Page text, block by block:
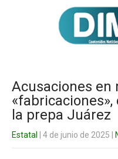
Acusaciones en
la prepa Juárez
Estatal | 4 de junio de 2025